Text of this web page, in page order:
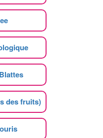
des fruits)